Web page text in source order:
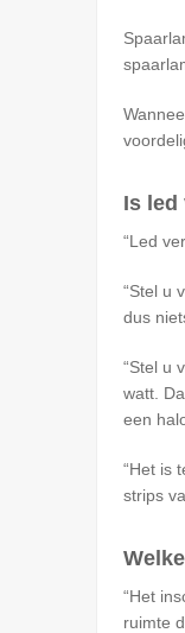
Is led
Led
Stel u
dus
Stel u
watt.
een
Het is
strips
Het
ruimte